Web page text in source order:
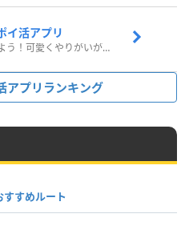
イ活アプリ
ペットを育ってポイ活しよう！可愛くやりがいがある新感覚アプリ
アプリランキング
すめルート